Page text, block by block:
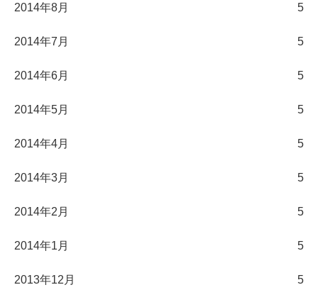
2014年8月 5
2014年7月 5
2014年6月 5
2014年5月 5
2014年4月 5
2014年3月 5
2014年2月 5
2014年1月 5
2013年12月 5